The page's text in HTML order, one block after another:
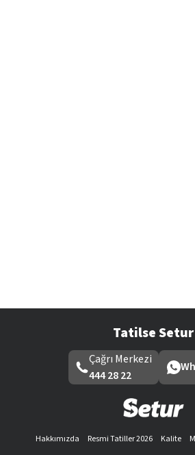
Tatilse Setur
Çağrı Merkezi
444 28 22
Hakkımızda Resmi Tatiller 2026 Kalite